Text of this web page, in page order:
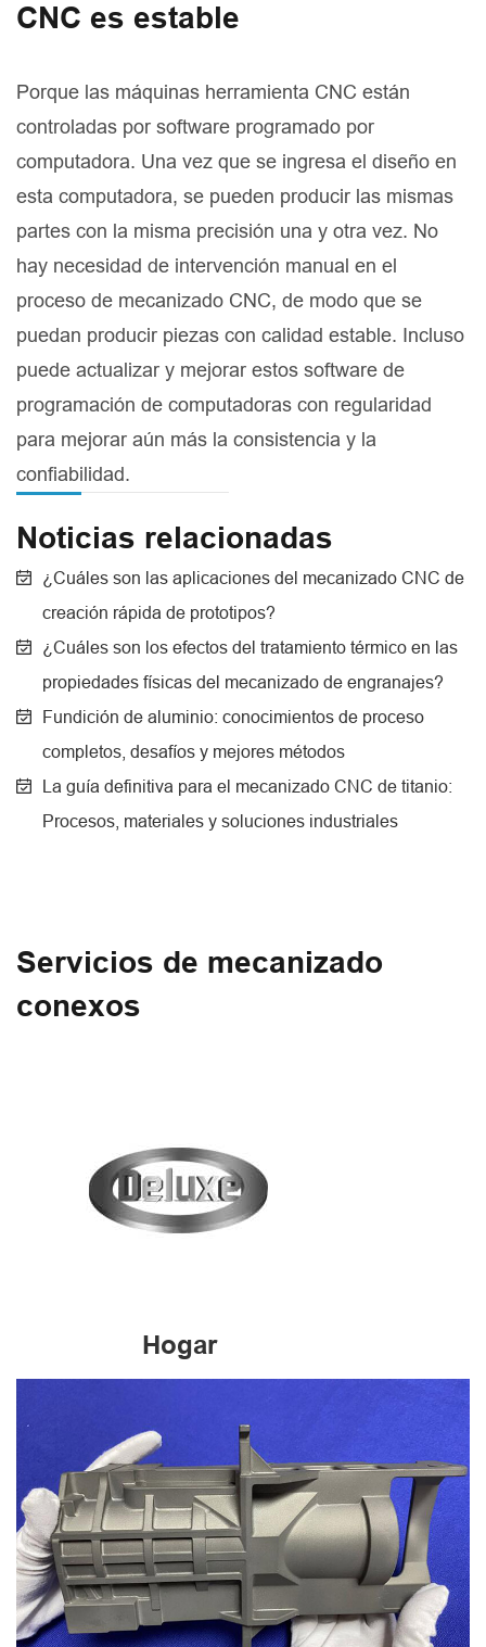
CNC es estable
Porque las máquinas herramienta CNC están
controladas por software programado por
computadora. Una vez que se ingresa el diseño en
esta computadora, se pueden producir las mismas
partes con la misma precisión una y otra vez. No
hay necesidad de intervención manual en el
proceso de mecanizado CNC, de modo que se
puedan producir piezas con calidad estable. Incluso
puede actualizar y mejorar estos software de
programación de computadoras con regularidad
para mejorar aún más la consistencia y la
confiabilidad.
Noticias relacionadas
¿Cuáles son las aplicaciones del mecanizado CNC de
creación rápida de prototipos?
¿Cuáles son los efectos del tratamiento térmico en las
propiedades físicas del mecanizado de engranajes?
Fundición de aluminio: conocimientos de proceso
completos, desafíos y mejores métodos
La guía definitiva para el mecanizado CNC de titanio:
Procesos, materiales y soluciones industriales
Servicios de mecanizado
conexos
Hogar